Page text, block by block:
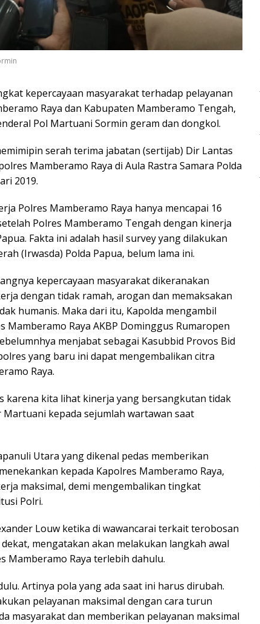
kepercayaan masyarakat terhadap pelayanan
Raya dan Kabupaten Mamberamo Tengah,
Pol Martuani Sormin geram dan dongkol.
serah terima jabatan (sertijab) Dir Lantas
Mamberamo Raya di Aula Rastra Samara Polda
2019.
Polres Mamberamo Raya hanya mencapai 16
Polres Mamberamo Tengah dengan kinerja
Fakta ini adalah hasil survey yang dilakukan
(Irwasda) Polda Papua, belum lama ini.
kepercayaan masyarakat dikeranakan
dengan tidak ramah, arogan dan memaksakan
humanis. Maka dari itu, Kapolda mengambil
Raya AKBP Dominggus Rumaropen
menjabat sebagai Kasubbid Provos Bid
yang baru ini dapat mengembalikan citra
Raya.
karena kita lihat kinerja yang bersangkutan tidak
kepada sejumlah wartawan saat
Utara yang dikenal pedas memberikan
kepada Kapolres Mamberamo Raya,
maksimal, demi mengembalikan tingkat
Polri.
Louw ketika di wawancarai terkait terobosan
mengatakan akan melakukan langkah awal
Mamberamo Raya terlebih dahulu.
Artinya pola yang ada saat ini harus dirubah.
pelayanan maksimal dengan cara turun
masyarakat dan memberikan pelayanan maksimal